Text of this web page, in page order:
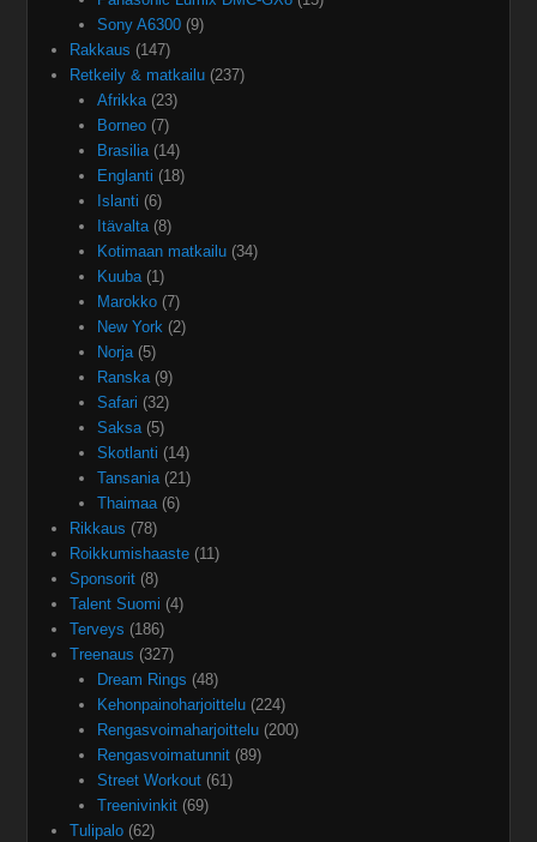
Sony A6300(9)
Rakkaus (147)
Retkeily & matkailu (237)
Afrikka(23)
Borneo(7)
Brasilia(14)
Englanti (18)
Islanti (6)
Itävalta(8)
Kotimaan matkailu(34)
Kuuba(1)
Marokko(7)
New York(2)
Norja(5)
Ranska(9)
Safari (32)
Saksa(5)
Skotlanti (14)
Tansania(21)
Thaimaa(6)
Rikkaus (78)
Roikkumishaaste (11)
Sponsorit (8)
Talent Suomi (4)
Terveys (186)
Treenaus (327)
Dream Rings (48)
Kehonpainoharjoittelu(224)
Rengasvoimaharjoittelu(200)
Rengasvoimatunnit(89)
Street Workout(61)
Treenivinkit(69)
Tulipalo (62)